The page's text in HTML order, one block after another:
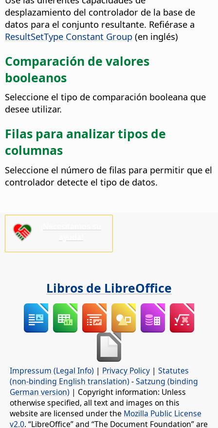
desplazamiento del controlador de la base de
datos para el conjunto resultante. Refiérase a
ResultSetType Constant Group (en inglés)
Comparación de valores
booleanos
Seleccione el tipo de comparación booleana que
desee utilizar.
Filas para analizar tipos de
columnas
Seleccione el número de filas para permitir que el
controlador detecte el tipo de datos.
Libros de LibreOffice
Impressum (Legal Info) | Privacy Policy | Statutes
(non-binding English translation) -Satzung (binding
German version) | Copyright information: Unless
otherwise specified, all text and images on this
website are licensed under the Mozilla Public License
v2.0. “LibreOffice” and “The Document Foundation” are